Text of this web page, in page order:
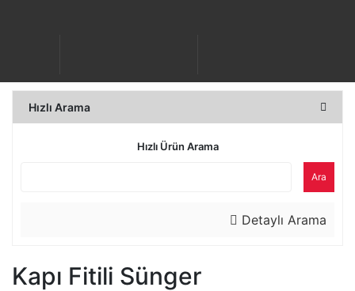
Hızlı Arama
Hızlı Ürün Arama
Ara
Detaylı Arama
Kapı Fitili Sünger